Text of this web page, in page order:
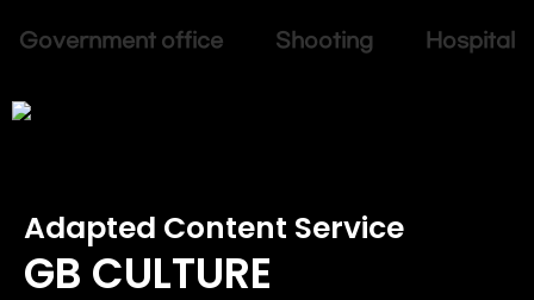
Government office Shooting Hospital
Adapted Content Service
GB CULTURE